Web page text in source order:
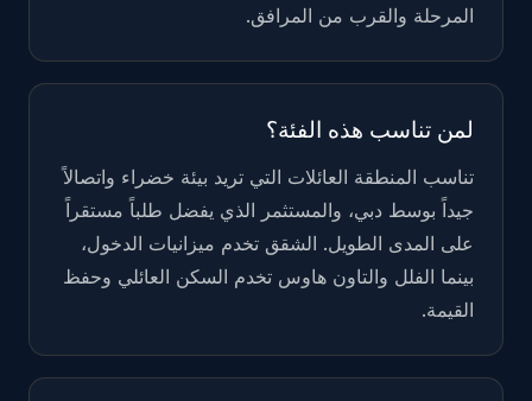
المرحلة والقرب من المرافق.
لمن تناسب هذه الفئة؟
تناسب المنطقة العائلات التي تريد بيئة خضراء واتصالاً
جيداً بوسط دبي، والمستثمر الذي يفضل طلباً مستقراً
على المدى الطويل. الشقق تخدم ميزانيات الدخول،
بينما الفلل والتاون هاوس تخدم السكن العائلي وحفظ
القيمة.